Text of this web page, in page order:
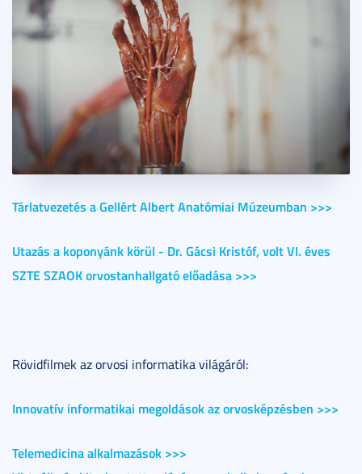
Tárlatvezetés a Gellért Albert Anatómiai Múzeumban >>>
Utazás a koponyánk körül - Dr. Gácsi Kristóf, volt VI. éves
SZTE SZAOK orvostanhallgató előadása >>>
Rövidfilmek az orvosi informatika világáról:
Innovatív informatikai megoldások az orvosképzésben >>>
Telemedicina alkalmazások >>>